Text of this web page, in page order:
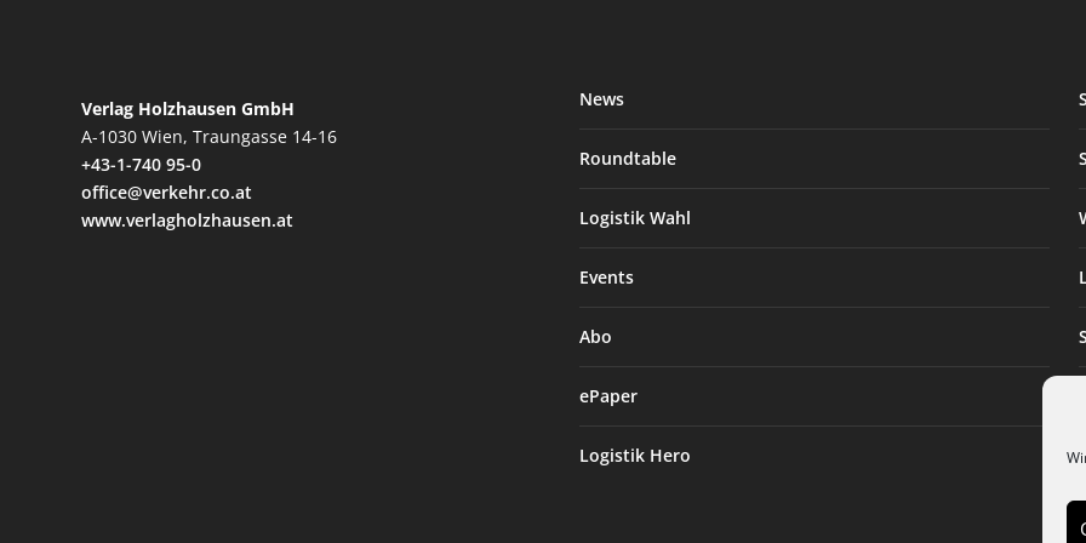
Verlag Holzhausen GmbH
A-1030 Wien, Traungasse 14-16
+43-1-740 95-0
office@verkehr.co.at
www.verlagholzhausen.at
News
Roundtable
Logistik Wahl
Events
Abo
ePaper
Logistik Hero